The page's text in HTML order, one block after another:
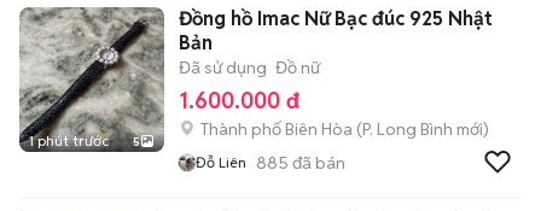
1 phút trước 5
Đồng hồ Imac Nữ Bạc đúc 925 Nhật
Bản
Đã sử dụng Đồ nữ
1.600.000 đ
Thành phố Biên Hòa (P. Long Bình mới)
Đỗ Liên 885 đã bán